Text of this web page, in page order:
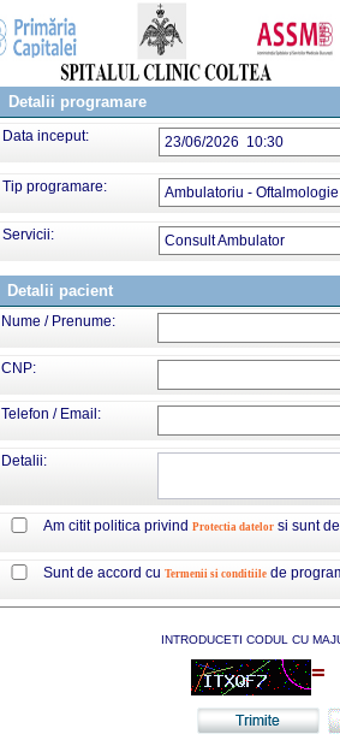
Detalii programare
Data inceput: 23/06/2026 10:30
Tip programare: Ambulatoriu -
Servicii: Consult Ambulator
Detalii pacient
Nume / Prenume:
CNP:
Telefon / Email:
Detalii:
Am citit politica privind Protectia datelor si sunt
Sunt de accord cu Termenii si conditiile de
INTRODUCETI CODUL CU
=